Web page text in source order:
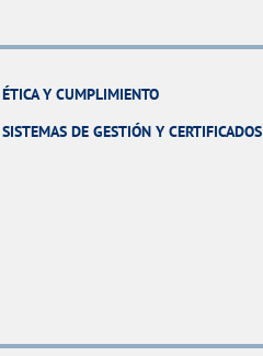
ÉTICA Y CUMPLIMIENTO
SISTEMAS DE GESTIÓN Y CERTIFICADOS